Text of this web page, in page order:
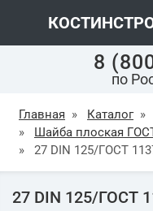
8
по
Главная » Каталог »
»
Шайба плоская
»
27 DIN 125/ГОСТ
27 DIN 125/ГОСТ